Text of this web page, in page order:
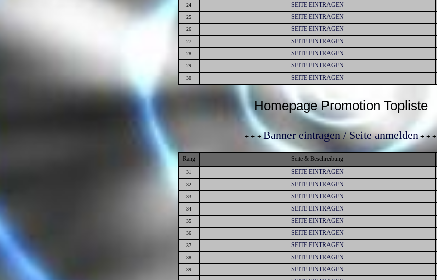
24
SEITE EINTRAGEN
25
SEITE EINTRAGEN
26
SEITE EINTRAGEN
27
SEITE EINTRAGEN
28
SEITE EINTRAGEN
29
SEITE EINTRAGEN
30
SEITE EINTRAGEN
Homepage Promotion Topliste
+ + +Banner eintragen / Seite anmelden + + +
Rang Seite & Beschreibung
31
SEITE EINTRAGEN
32
SEITE EINTRAGEN
33
SEITE EINTRAGEN
34
SEITE EINTRAGEN
35
SEITE EINTRAGEN
36
SEITE EINTRAGEN
37
SEITE EINTRAGEN
38
SEITE EINTRAGEN
39
SEITE EINTRAGEN